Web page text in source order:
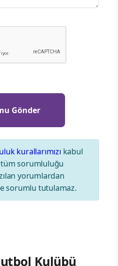
kurallarımızı kabul
sorumluluğu
yorumlardan
sorumlu tutulamaz.
Kulübü